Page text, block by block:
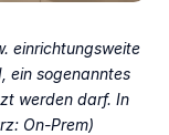
einrichtungsweite
ein sogenanntes
werden darf. In
On-Prem)